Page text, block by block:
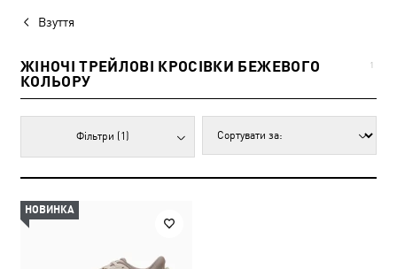
Взуття
ЖІНОЧІ ТРЕЙЛОВІ КРОСІВКИ БЕЖЕВОГО
КОЛЬОРУ
1
Фільтри (1)
НОВИНКА